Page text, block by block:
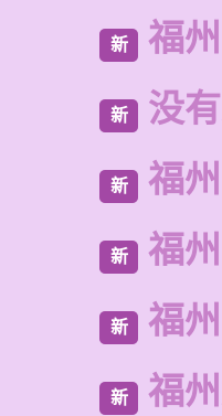
新 福
新 没
新 福
新 福
新 福
新 福